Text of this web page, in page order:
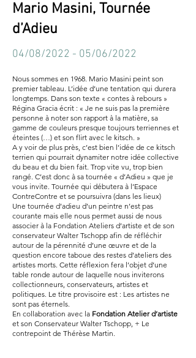
Mario Masini, Tournée
d’Adieu
04/08/2022 - 05/06/2022
Nous sommes en 1968. Mario Masini peint son
premier tableau. L’idée d’une tentation qui durera
longtemps. Dans son texte « contes à rebours »
Régina Gracia écrit : « Je ne suis pas la première
personne à noter son rapport à la matière, sa
gamme de couleurs presque toujours terriennes et
éteintes (…) et son flirt avec le kitsch. »
A y voir de plus près, c’est bien l’idée de ce kitsch
terrien qui pourrait dynamiter notre idée collective
du beau et du bien fait. Trop vite vu, trop bien
rangé. C’est donc à sa tournée « d’Adieu » que je
vous invite. Tournée qui débutera à l’Espace
ContreContre et se poursuivra (dans les lieux)
Une tournée d’adieu d’un peintre n’est pas
courante mais elle nous permet aussi de nous
associer à la Fondation Ateliers d’artiste et de son
conservateur Walter Tschopp afin de réfléchir
autour de la pérennité d’une œuvre et de la
question encore taboue des restes d’ateliers des
artistes morts. Cette réflexion fera l’objet d’une
table ronde autour de laquelle nous inviterons
collectionneurs, conservateurs, artistes et
politiques. Le titre provisoire est : Les artistes ne
sont pas éternels.
En collaboration avec la Fondation Atelier d’artiste
et son Conservateur Walter Tschopp, + Le
contrepoint de Thérèse Martin.